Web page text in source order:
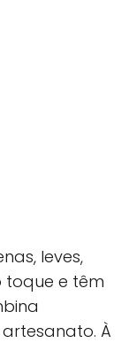
leves,
e têm
À